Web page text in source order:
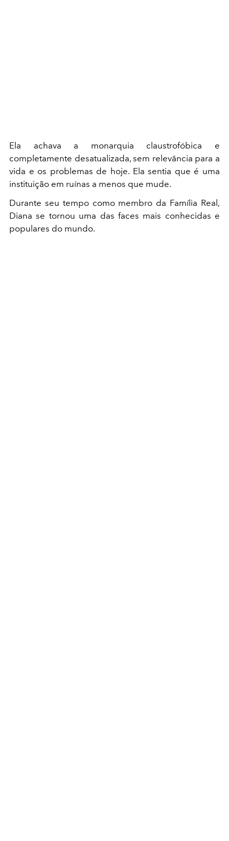
Ela achava a monarquia claustrofóbica e
completamente desatualizada, sem relevância para a
vida e os problemas de hoje. Ela sentia que é uma
instituição em ruínas a menos que mude.
Durante seu tempo como membro da Família Real,
Diana se tornou uma das faces mais conhecidas e
populares do mundo.